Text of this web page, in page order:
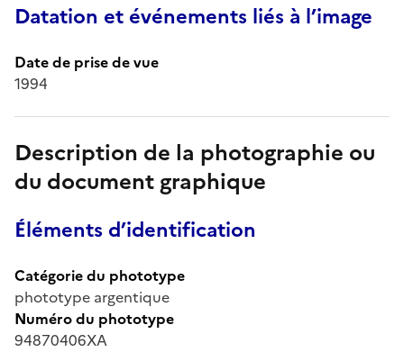
Datation et événements liés à l’image
Date de prise de vue
1994
Description de la photographie ou
du document graphique
Éléments d’identification
Catégorie du phototype
phototype argentique
Numéro du phototype
94870406XA